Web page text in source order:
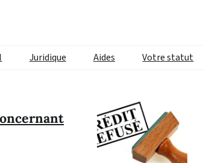
Juridique Aides Votre statut